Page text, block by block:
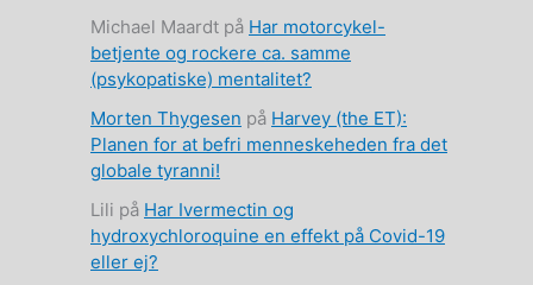
Michael Maardt på Har motorcykel-
betjente og rockere ca. samme
(psykopatiske) mentalitet?
Morten Thygesen på Harvey (the ET):
Planen for at befri menneskeheden fra det
globale tyranni!
Lili på Har Ivermectin og
hydroxychloroquine en effekt på Covid-19
eller ej?